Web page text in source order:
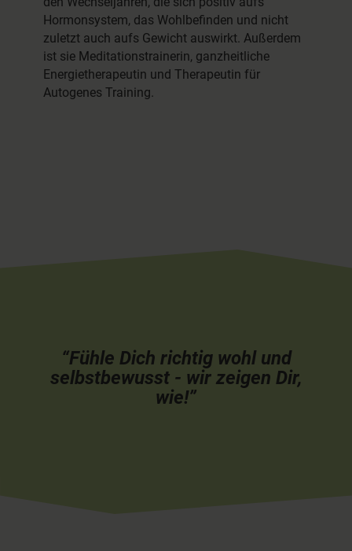
Hormonsystem, das Wohlbefinden und nicht
zuletzt auch aufs Gewicht auswirkt. Außerdem
ist sie Meditationstrainerin, ganzheitliche
Energietherapeutin und Therapeutin für
Autogenes Training.
“Fühle Dich richtig wohl und
selbstbewusst - wir zeigen Dir,
wie!”